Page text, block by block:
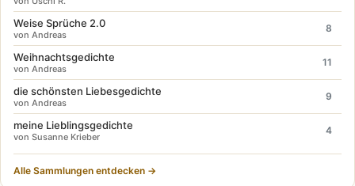
Weise Sprüche 2.0
von Andreas
8
Weihnachtsgedichte
von Andreas
11
die schönsten Liebesgedichte
von Andreas
9
meine Lieblingsgedichte
von Susanne Krieber
4
Alle Sammlungen entdecken →